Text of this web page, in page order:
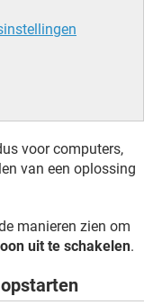
voor computers,
van een oplossing
manieren zien om
uit te schakelen.